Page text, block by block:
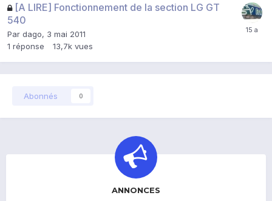
[A LIRE] Fonctionnement de la section LG GT
540
Par dago, 3 mai 2011
1 réponse 13,7k vues
Abonnés 0
ANNONCES